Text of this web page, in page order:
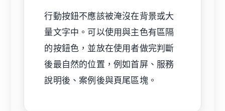
行動按鈕不應該被淹沒在背景或大
量文字中。可以使用與主色有區隔
的按鈕色，並放在使用者做完判斷
後最自然的位置，例如首屏、服務
說明後、案例後與頁尾區塊。